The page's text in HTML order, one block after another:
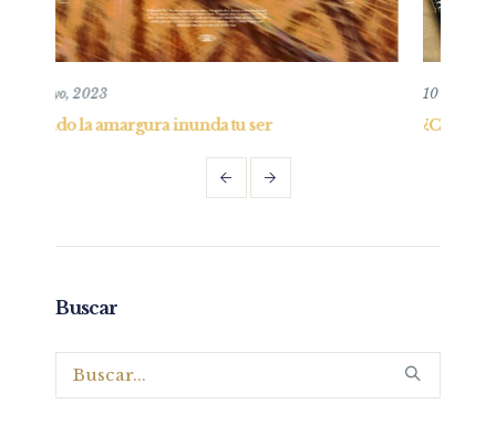
¿Cúal es la misión de la iglesia? Edificar
Buscar